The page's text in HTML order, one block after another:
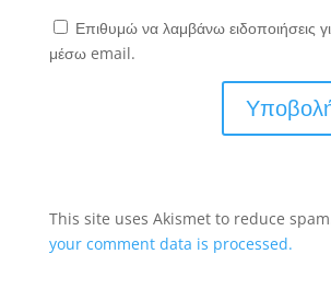
Επιθυμώ να λαμβάνω ειδοποιήσεις
μέσω email.
This site uses Akismet to reduce
your comment data is processed.